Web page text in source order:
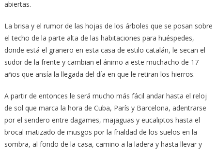
abiertas.
La brisa y el rumor de las hojas de los árboles que se posan sobre
el techo de la parte alta de las habitaciones para huéspedes,
donde está el granero en esta casa de estilo catalán, le secan el
sudor de la frente y cambian el ánimo a este muchacho de 17
años que ansía la llegada del día en que le retiran los hierros.
A partir de entonces le será mucho más fácil andar hasta el reloj
de sol que marca la hora de Cuba, París y Barcelona, adentrarse
por el sendero entre dagames, majaguas y eucaliptos hasta el
brocal matizado de musgos por la frialdad de los suelos en la
sombra, al fondo de la casa, camino a la ladera y hasta llevar y